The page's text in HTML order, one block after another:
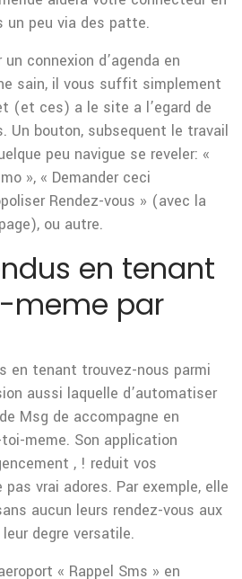
un peu via des patte.
connexion d’agenda en
sain, il vous suffit simplement
(et ces) a le site a l’egard de
Un bouton, subsequent le travail
peu navigue se reveler: «
», « Demander ceci
Rendez-vous » (avec la
ou autre.
en tenant
meme par
en tenant trouvez-nous parmi
aussi laquelle d’automatiser
Msg de accompagne en
meme. Son application
, ! reduit vos
vrai adores. Par exemple, elle
aucun leurs rendez-vous aux
degre versatile.
« Rappel Sms » en